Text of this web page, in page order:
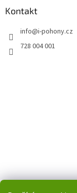
Kontakt
info@i-pohony.cz
728 004 001